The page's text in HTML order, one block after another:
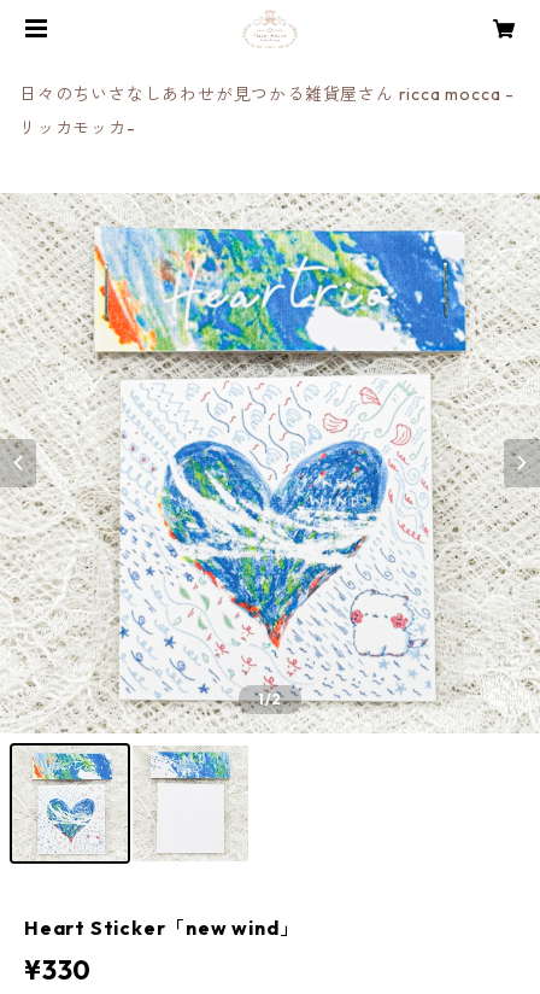
日々のちいさなしあわせが見つかる雑貨屋さん ricca mocca -
リッカモッカ-
1/2
Heart Sticker「new wind」
¥330